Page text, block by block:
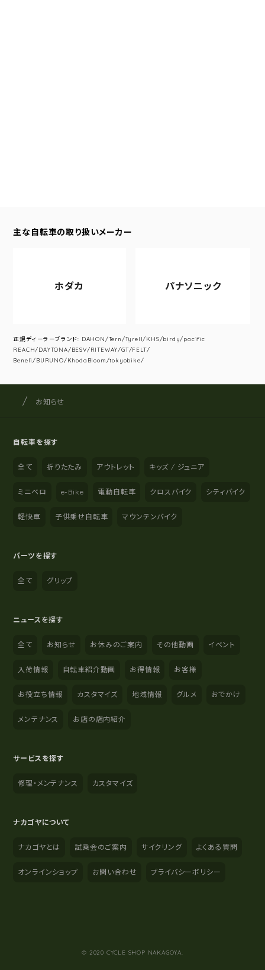
主な自転車の取り扱いメーカー
ホダカ パナソニック
正規ディーラーブランド: DAHON/Tern/Tyrell/KHS/birdy/pacific
REACH/DAYTONA/BESV/RITEWAY/GT/FELT/
Beneli/BURUNO/KhodaBloom/tokyobike/
サイト内の現在地
サイクルショップナカゴヤ
お知らせ
自転車を探す
全て 折りたたみ アウトレット キッズ / ジュニア
ミニベロ e-Bike 電動自転車 クロスバイク シティバイク
軽快車 子供乗せ自転車 マウンテンバイク
パーツを探す
全て グリップ
ニュースを探す
全て お知らせ お休みのご案内 その他動画 イベント
入荷情報 自転車紹介動画 お得情報 お客様
お役立ち情報 カスタマイズ 地域情報 グルメ おでかけ
メンテナンス お店の店内紹介
サービスを探す
修理・メンテナンス カスタマイズ
ナカゴヤについて
ナカゴヤとは 試乗会のご案内 サイクリング よくある質問
オンラインショップ お問い合わせ プライバシーポリシー
© 2020 CYCLE SHOP NAKAGOYA.